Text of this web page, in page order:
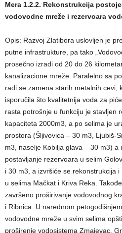
Mera 1.2.2. Rekonstrukcija
vodovodne mreže i rezervoara
Opis: Razvoj Zlatibora uslovljen je
putne infrastrukture, pa tako
prosečno izradi od 20 do 26
kanalizacione mreže. Paralelno sa
radi se zamena starih metalnih cevi,
isporučila što kvalitetnija voda za
rasta potrošnje u funkciju je stavljen
kapaciteta 2000m3, a po selima je
prostora (Šljivovica – 30 m3, Ljubiš-
m3, naselje Kobilja glava – 30 m3) a
postavljanje rezervoara u selim
i 30 m3, a izvršiće se rekonstrukcija
u selima Mačkat i Kriva Reka.
završeno proširivanje vodovodnog
i Ribnica. U narednom
vodovodne mreže u svim selima
proširenje vodosistema Zmajevac,